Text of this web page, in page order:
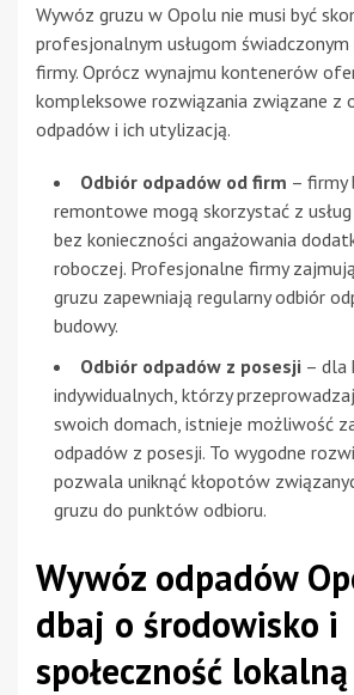
Wywóz gruzu w Opolu nie musi być
profesjonalnym usługom
firmy. Oprócz wynajmu kontenerów
kompleksowe rozwiązania związane z
odpadów i ich utylizacją.
Odbiór odpadów od firm – firmy
remontowe mogą skorzystać z
bez konieczności angażowania
roboczej. Profesjonalne firmy
gruzu zapewniają regularny odbiór
budowy.
Odbiór odpadów z posesji – dla
indywidualnych, którzy
swoich domach, istnieje możliwość
odpadów z posesji. To wygodne
pozwala uniknąć kłopotów
gruzu do punktów odbioru.
Wywóz odpadów
dbaj o środowisko i
społeczność lokalną